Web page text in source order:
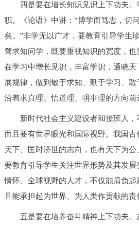
四是要在增长知识见识上下功夫。
职。《论语》中讲：“博学而笃志，切
矣。”非学无以广才，要教育引导学生
骛求知问学，既要重视知识的宽度，也
在学习中增长见识，丰富学识，通晓
展规律，做到敏于求知、勤于学习、敢
沿着求真理、悟道理、明事理的方向前
新时代社会主义建设者和接班人，
而且要有世界眼光和国际视野。我国
天下、匡时济世的志向，也有天下为公
要教育引导学生关注世界形势及其发展
情怀、全球视野的人才，不仅能肩负
且能承担起为世界、为人类作贡献的责
五是要在培养奋斗精神上下功夫。